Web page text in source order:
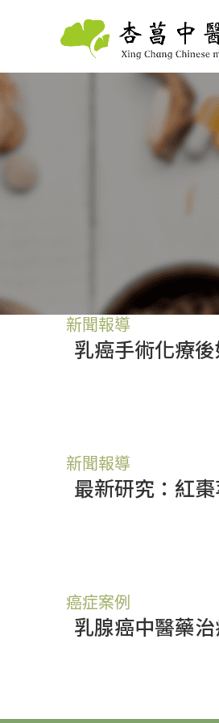
新聞報導
乳癌手術化療
新聞報導
最新研究：紅
癌症案例
乳腺癌中醫藥